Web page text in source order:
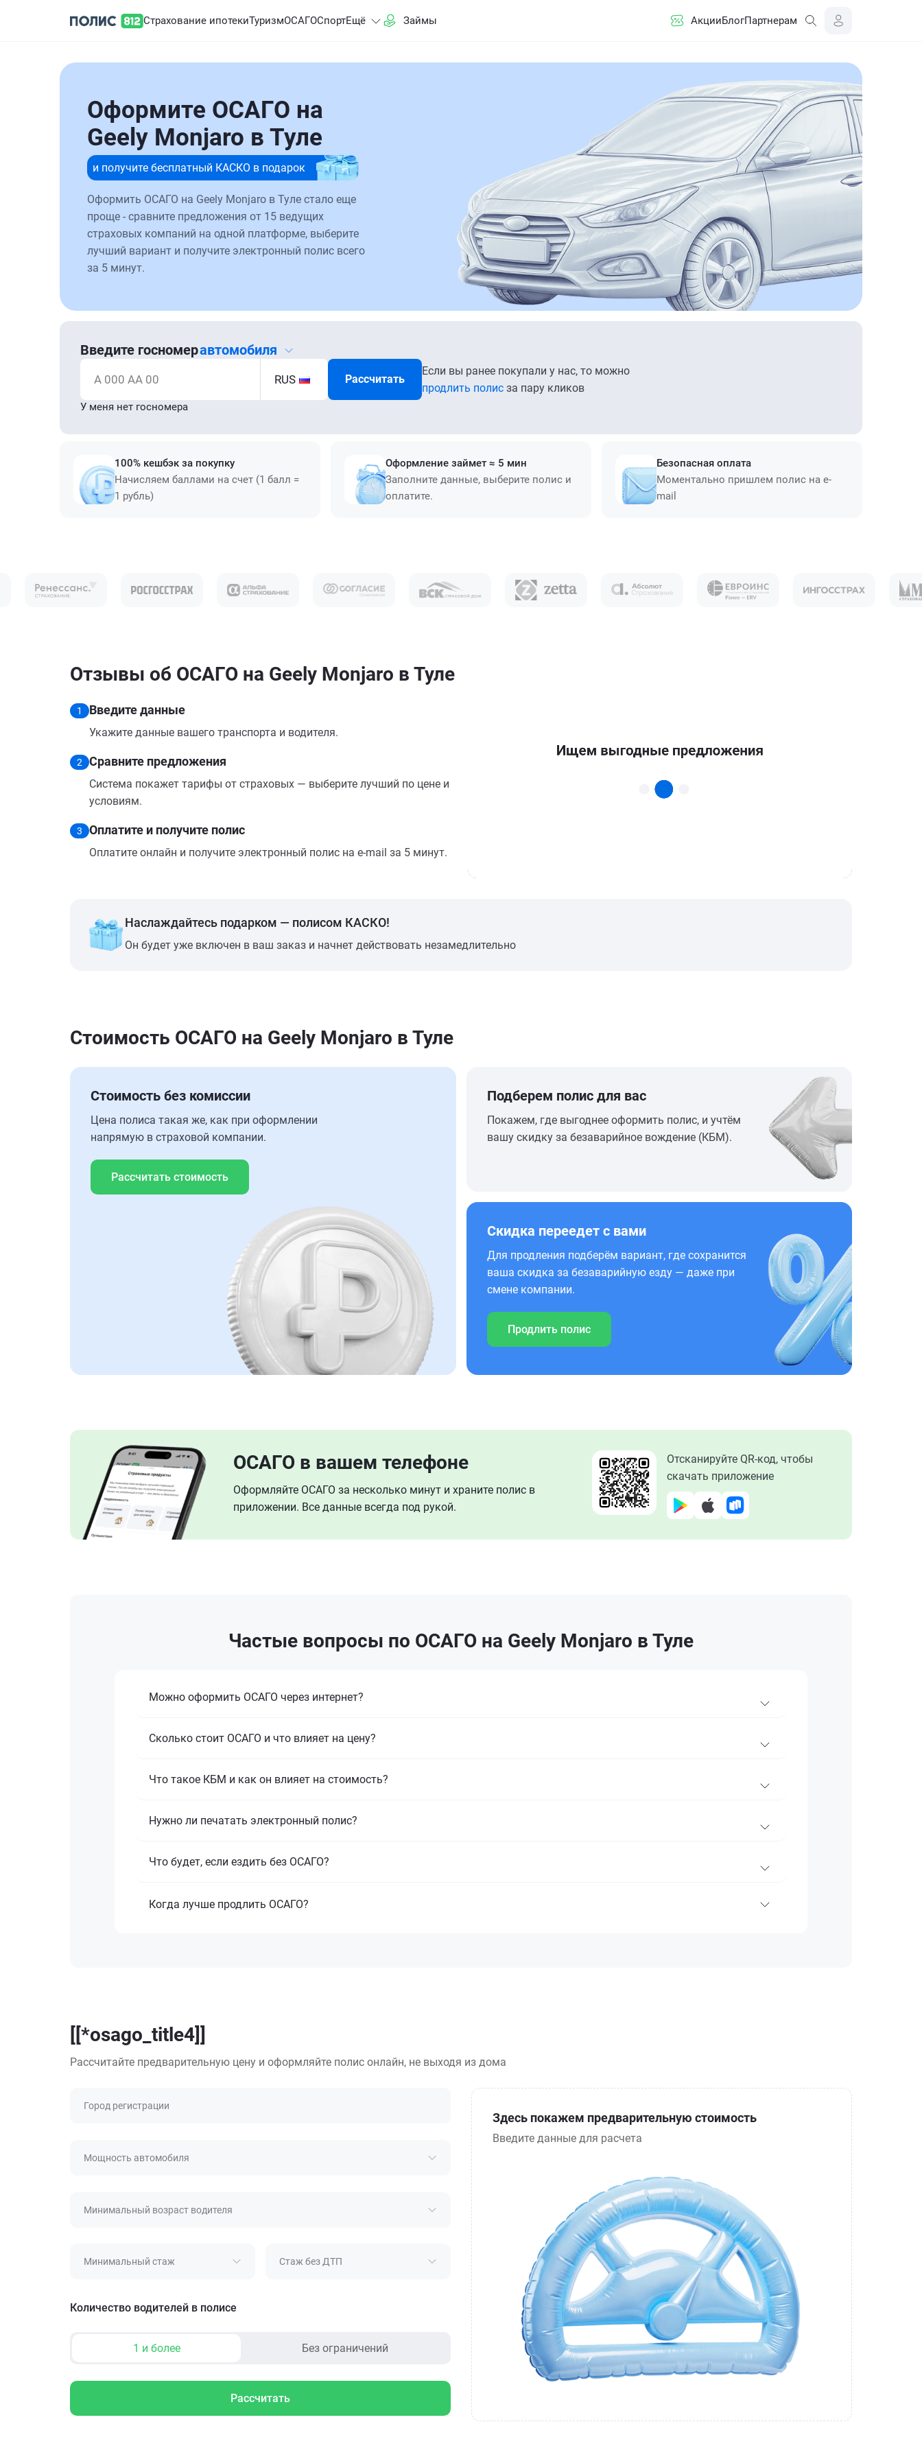
Страхование ипотекиТуризмОСАГОСпортЕщё Займы АкцииБлогПартнерам
Оформите ОСАГО на
Geely Monjaro в Туле
и получите бесплатный КАСКО в подарок
Оформить ОСАГО на Geely Monjaro в Туле стало еще
проще - сравните предложения от 15 ведущих
страховых компаний на одной платформе, выберите
лучший вариант и получите электронный полис всего
за 5 минут.
Введите госномеравтомобиля
А 000 АА 00 RUS Рассчитать
Если вы ранее покупали у нас, то можно
продлить полис за пару кликов
У меня нет госномера
100% кешбэк за покупку
Начисляем баллами на счет (1 балл =
1 рубль)
Оформление займет ≈ 5 мин
Заполните данные, выберите полис и
оплатите.
Безопасная оплата
Моментально пришлем полис на e-
mail
Отзывы об ОСАГО на Geely Monjaro в Туле
1 Введите данные
Укажите данные вашего транспорта и водителя.
2 Сравните предложения
Система покажет тарифы от страховых — выберите лучший по цене и
условиям.
3 Оплатите и получите полис
Оплатите онлайн и получите электронный полис на e-mail за 5 минут.
Наслаждайтесь подарком — полисом КАСКО!
Он будет уже включен в ваш заказ и начнет действовать незамедлительно
Стоимость ОСАГО на Geely Monjaro в Туле
Стоимость без комиссии
Цена полиса такая же, как при оформлении
напрямую в страховой компании.
Рассчитать стоимость
Подберем полис для вас
Покажем, где выгоднее оформить полис, и учтём
вашу скидку за безаварийное вождение (КБМ).
Скидка переедет с вами
Для продления подберём вариант, где сохранится
ваша скидка за безаварийную езду — даже при
смене компании.
Продлить полис
ОСАГО в вашем телефоне
Оформляйте ОСАГО за несколько минут и храните полис в
приложении. Все данные всегда под рукой.
Отсканируйте QR-код, чтобы
скачать приложение
Частые вопросы по ОСАГО на Geely Monjaro в Туле
Можно оформить ОСАГО через интернет?
Сколько стоит ОСАГО и что влияет на цену?
Что такое КБМ и как он влияет на стоимость?
Нужно ли печатать электронный полис?
Что будет, если ездить без ОСАГО?
Когда лучше продлить ОСАГО?
[[*osago_title4]]
Рассчитайте предварительную цену и оформляйте полис онлайн, не выходя из дома
Город регистрации
Мощность автомобиля
Минимальный возраст водителя
Минимальный стаж Стаж без ДТП
Количество водителей в полисе
1 и более Без ограничений
Рассчитать
Здесь покажем предварительную стоимость
Введите данные для расчета